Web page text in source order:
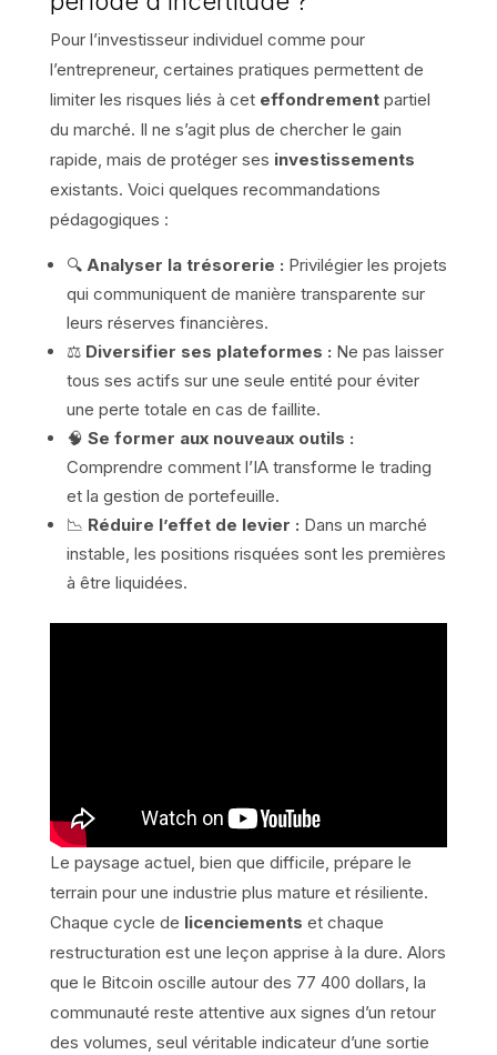
Pour l’investisseur individuel comme pour
l’entrepreneur, certaines pratiques permettent de
limiter les risques liés à cet effondrementpartiel
du marché. Il ne s’agit plus de chercher le gain
rapide, mais de protéger ses investissements
existants. Voici quelques recommandations
pédagogiques :
🔍 Analyser la trésorerie : Privilégier les projets
qui communiquent de manière transparente sur
leurs réserves financières.
⚖️ Diversifier ses plateformes : Ne pas laisser
tous ses actifs sur une seule entité pour éviter
une perte totale en cas de faillite.
🧠 Se former aux nouveaux outils :
Comprendre comment l’IA transforme le trading
et la gestion de portefeuille.
📉 Réduire l’effet de levier : Dans un marché
instable, les positions risquées sont les premières
à être liquidées.
Le paysage actuel, bien que difficile, prépare le
terrain pour une industrie plus mature et résiliente.
Chaque cycle de licenciements et chaque
restructuration est une leçon apprise à la dure. Alors
que le Bitcoin oscille autour des 77 400 dollars, la
communauté reste attentive aux signes d’un retour
des volumes, seul véritable indicateur d’une sortie